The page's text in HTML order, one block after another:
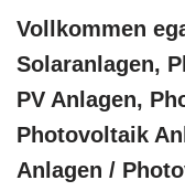
Vollkommen
Solaranlagen,
PV Anlagen,
Photovoltaik
Anlagen /